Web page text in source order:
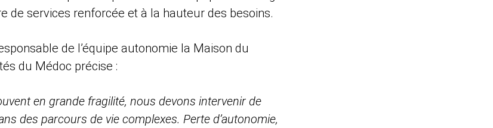
de services renforcée et à la hauteur des besoins.
de l’équipe autonomie la Maison du
du Médoc précise :
en grande fragilité, nous devons intervenir de
des parcours de vie complexes. Perte d’autonomie,